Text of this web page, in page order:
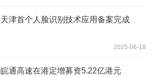
天津首个人脸识别技术应用备案完成
2025-06-18
皖通高速在港定增募资5.22亿港元